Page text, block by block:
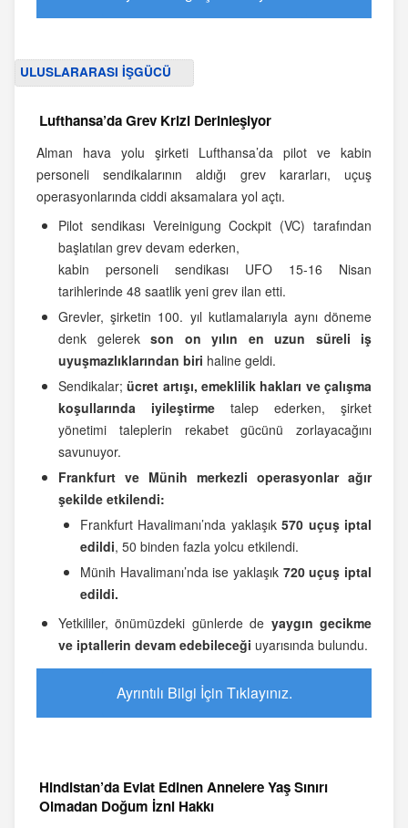
ULUSLARARASI İŞGÜCÜ
Lufthansa’da Grev Krizi Derinleşiyor
Alman hava yolu şirketi Lufthansa’da pilot ve kabin
personeli sendikalarının aldığı grev kararları, uçuş
operasyonlarında ciddi aksamalara yol açtı.
Pilot sendikası Vereinigung Cockpit (VC) tarafından
başlatılan grev devam ederken,
kabin personeli sendikası UFO 15-16 Nisan
tarihlerinde 48 saatlik yeni grev ilan etti.
Grevler, şirketin 100. yıl kutlamalarıyla aynı döneme
denk gelerek son on yılın en uzun süreli iş
uyuşmazlıklarından biri haline geldi.
Sendikalar;ücret artışı, emeklilik hakları ve çalışma
koşullarında iyileştirme talep ederken, şirket
yönetimi taleplerin rekabet gücünü zorlayacağını
savunuyor.
Frankfurt ve Münih merkezli operasyonlar ağır
şekilde etkilendi:
Frankfurt Havalimanı’nda yaklaşık570 uçuş iptal
edildi, 50 binden fazla yolcu etkilendi.
Münih Havalimanı’nda ise yaklaşık 720 uçuş iptal
edildi.
Yetkililer, önümüzdeki günlerde de yaygın gecikme
ve iptallerin devam edebileceği uyarısında bulundu.
Ayrıntılı Bilgi İçin Tıklayınız.
Hindistan’da Evlat Edinen Annelere Yaş Sınırı
Olmadan Doğum İzni Hakkı